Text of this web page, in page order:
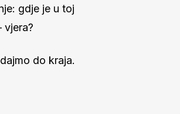
gdje je u toj
vjera?
do kraja.